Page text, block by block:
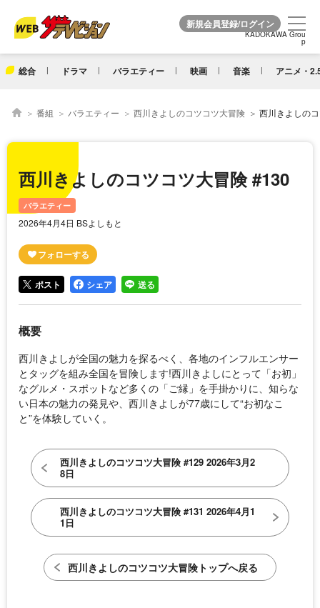
KADOKAWA Grou
p
総合 ドラマ バラエティー 映画 音楽 アニメ・
KADOKAWA Grou
p
番組 バラエティー 西川きよしのコツコツ大冒険 西川きよしの
西川きよしのコツコツ大冒険 #130
バラエティー
2026年4月4日 BSよしもと
ポスト シェア 送る
概要
西川きよしが全国の魅力を探るべく、各地のインフルエンサー
とタッグを組み全国を冒険します!西川きよしにとって「お初」
なグルメ・スポットなど多くの「ご縁」を手掛かりに、知らな
い日本の魅力の発見や、西川きよしが77歳にして“お初なこ
と”を体験していく。
西川きよしのコツコツ大冒険 #129 2026年3月2
8日
西川きよしのコツコツ大冒険 #131 2026年4月1
1日
西川きよしのコツコツ大冒険トップへ戻る